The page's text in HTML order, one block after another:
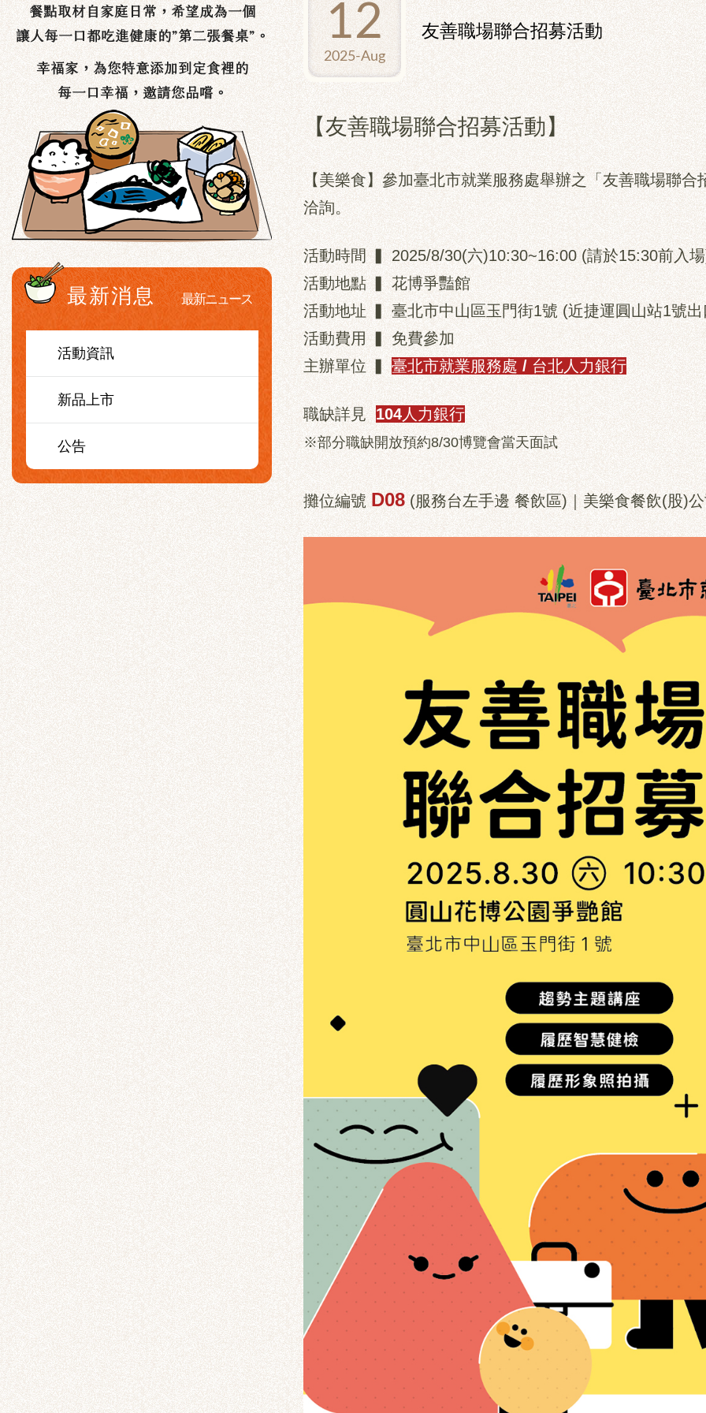
最新消息 最新ニュース
活動資訊
新品上市
公告
12
2025-Aug
友善職場聯合招募活動
【友善職場聯合招募活動】
【美樂食】參加臺北市就業服務處舉辦之「友善職場聯
洽詢。
活動時間▍ 2025/8/30(六)10:30~16:00 (請於15:30前入
活動地點▍ 花博爭豔館
活動地址▍ 臺北市中山區玉門街1號 (近捷運圓山站1號出
活動費用▍ 免費參加
主辦單位▍臺北市就業服務處 / 台北人力銀行
職缺詳見 104人力銀行
※部分職缺開放預約8/30博覽會當天面試
攤位編號 D08(服務台左手邊 餐飲區)｜美樂食餐飲(股)